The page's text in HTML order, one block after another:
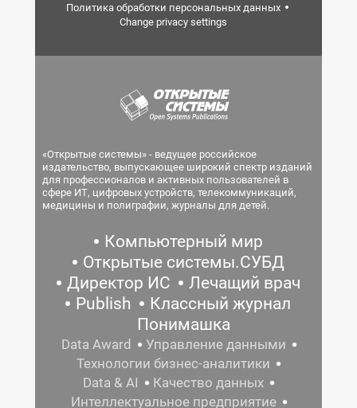
Политика обработки персональных данных
Change privacy settings
«Открытые системы» - ведущее российское
издательство, выпускающее широкий спектр изданий
для профессионалов и активных пользователей в
сфере ИТ, цифровых устройств, телекоммуникаций,
медицины и полиграфии, журналы для детей.
Компьютерный мир
Открытые системы.СУБД
Директор ИС
Лечащий врач
Publish
Классный журнал
Понимашка
Data Award
Управление данными
Технологии бизнес-аналитики
Data & AI
Качество данных
Интеллектуальное предприятие